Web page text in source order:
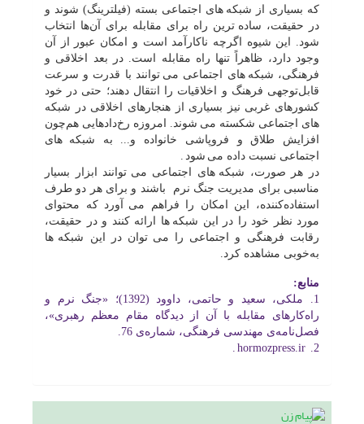
که بسیاری از شبکه های اجتماعی بسته (فیلترینگ) شوند و
در حقیقت، ساده ترین راه برای مقابله برای آن‌ها انتخاب
شود. این شیوه اگرچه ناکارآمد است و امکان عبور از آن
وجود دارد، ظاهراً تنها راه مقابله است. در بعد اخلاقی و
فرهنگی، شبکه های اجتماعی می توانند با قدرت و سرعت
قابل‌توجهی فرهنگ و اخلاقیات را انتقال دهند؛ حتی در خود
کشورهای غربی نیز بسیاری از هنجارهای اخلاقی در شبکه
های اجتماعی شکسته می شوند. امروزه رخ‌دادهایی هم‌چون
افزایش طلاق و فروپاشی خانواده و... به شبکه های
اجتماعی نسبت داده می شود .
در هر صورت، شبکه های اجتماعی می توانند ابزار بسیار
مناسبی برای مدیریت جنگ نرم باشند و برای هر دو طرف
استفاده‌کننده، این امکان را فراهم می
آورد که محتوای
مورد نظر خود را در این شبکه ها ارائه کنند و در حقیقت،
رقابت فرهنگی و اجتماعی را می توان در این شبکه ها
به‌خوبی مشاهده کرد.
منابع:
1. ملکی، سعید و حاتمی، داوود (1392)؛ «جنگ نرم و
راه‌کارهای مقابله با آن از دیدگاه مقام معظم رهبری»،
فصل‌نامه‌ی مهندسی فرهنگی، شماره‌ی 76.
2.
hormozpress.ir
.